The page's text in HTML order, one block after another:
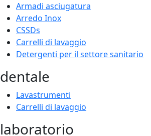
Armadi asciugatura
Arredo Inox
CSSDs
Carrelli di lavaggio
Detergenti per il settore sanitario
dentale
Lavastrumenti
Carrelli di lavaggio
laboratorio